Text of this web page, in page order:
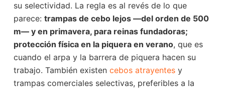
su selectividad. La regla es al revés de lo que
parece: trampas de cebo lejos —del orden de 500
m— y en primavera, para reinas fundadoras;
protección física en la piquera en verano, que es
cuando el arpa y la barrera de piquera hacen su
trabajo. También existen cebos atrayentesy
trampas comerciales selectivas, preferibles a la